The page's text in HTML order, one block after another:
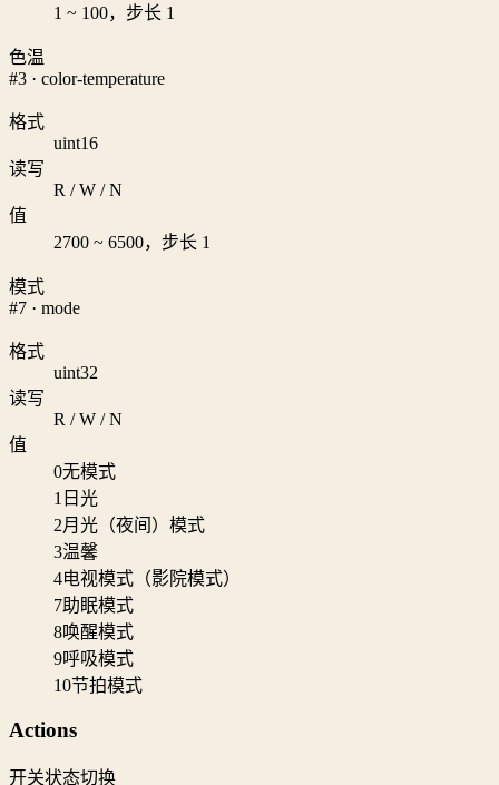
1 ~ 100，步长 1
色温
#3 · color-temperature
格式
uint16
读写
R / W / N
值
2700 ~ 6500，步长 1
模式
#7 · mode
格式
uint32
读写
R / W / N
值
0无模式
1 日光
2月光（夜间）模式
3温馨
4电视模式（影院模式）
7助眠模式
8唤醒模式
9呼吸模式
10节拍模式
Actions
开关状态切换